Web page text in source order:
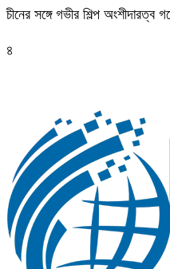
চীনের সঙ্গে গভীর শিল্প অংশীদারত্ব
৪